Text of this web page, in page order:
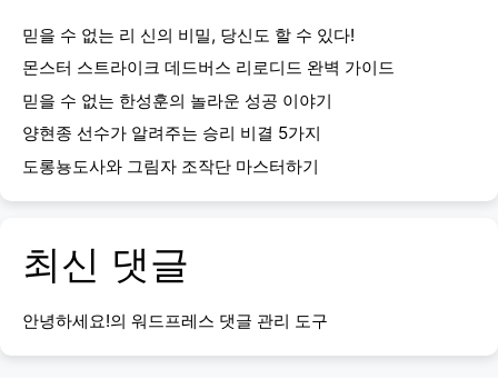
믿을 수 없는 리 신의 비밀, 당신도 할 수 있다!
몬스터 스트라이크 데드버스 리로디드 완벽 가이드
믿을 수 없는 한성훈의 놀라운 성공 이야기
양현종 선수가 알려주는 승리 비결 5가지
도롱뇽도사와 그림자 조작단 마스터하기
최신 댓글
안녕하세요!의 워드프레스 댓글 관리 도구